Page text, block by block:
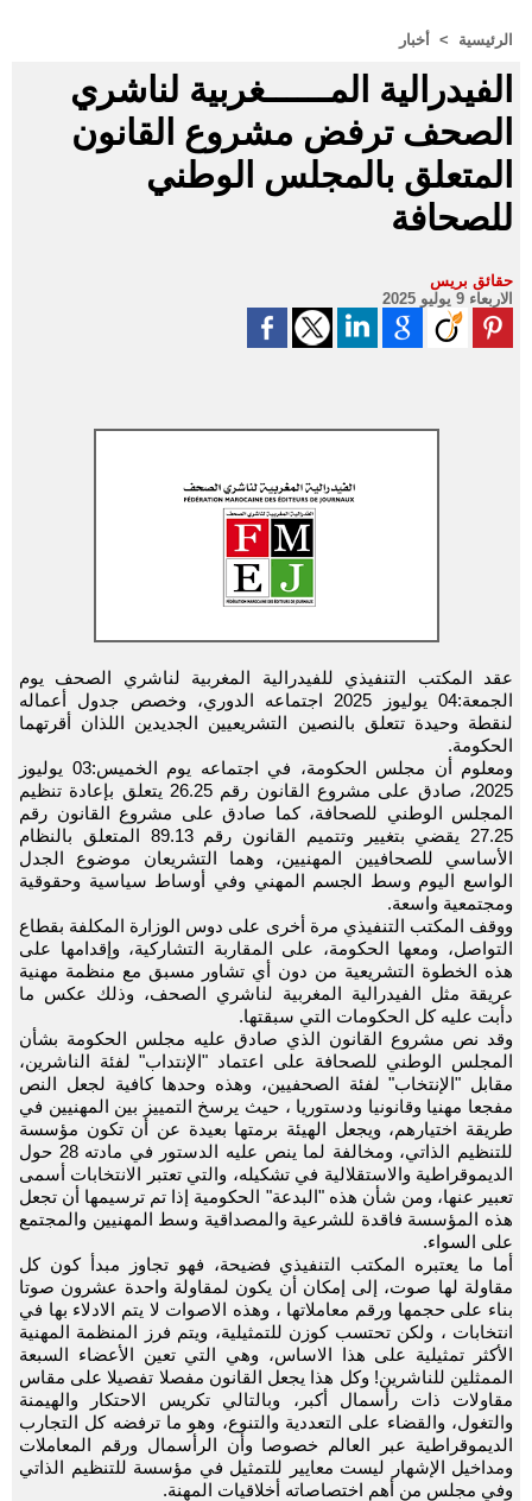
الرئيسية > أخبار
الفيدرالية المــــــغربية لناشري
الصحف ترفض مشروع القانون
المتعلق بالمجلس الوطني
للصحافة
حقائق بريس
الاربعاء 9 يوليو 2025
عقد المكتب التنفيذي للفيدرالية المغربية لناشري الصحف يوم
الجمعة:04 يوليوز 2025 اجتماعه الدوري، وخصص جدول أعماله
لنقطة وحيدة تتعلق بالنصين التشريعيين الجديدين اللذان أقرتهما
الحكومة.
ومعلوم أن مجلس الحكومة، في اجتماعه يوم الخميس:03 يوليوز
2025، صادق على مشروع القانون رقم 26.25 يتعلق بإعادة تنظيم
المجلس الوطني للصحافة، كما صادق على مشروع القانون رقم
27.25 يقضي بتغيير وتتميم القانون رقم 89.13 المتعلق بالنظام
الأساسي للصحافيين المهنيين، وهما التشريعان موضوع الجدل
الواسع اليوم وسط الجسم المهني وفي أوساط سياسية وحقوقية
ومجتمعية واسعة.
ووقف المكتب التنفيذي مرة أخرى على دوس الوزارة المكلفة بقطاع
التواصل، ومعها الحكومة، على المقاربة التشاركية، وإقدامها على
هذه الخطوة التشريعية من دون أي تشاور مسبق مع منظمة مهنية
عريقة مثل الفيدرالية المغربية لناشري الصحف، وذلك عكس ما
دأبت عليه كل الحكومات التي سبقتها.
وقد نص مشروع القانون الذي صادق عليه مجلس الحكومة بشأن
المجلس الوطني للصحافة على اعتماد "الإنتداب" لفئة الناشرين،
مقابل "الإنتخاب" لفئة الصحفيين، وهذه وحدها كافية لجعل النص
مفجعا مهنيا وقانونيا ودستوريا ، حيث يرسخ التمييز بين المهنيين في
طريقة اختيارهم، ويجعل الهيئة برمتها بعيدة عن أن تكون مؤسسة
للتنظيم الذاتي، ومخالفة لما ينص عليه الدستور في مادته 28 حول
الديموقراطية والاستقلالية في تشكيله، والتي تعتبر الانتخابات أسمى
تعبير عنها، ومن شأن هذه "البدعة" الحكومية إذا تم ترسيمها أن تجعل
هذه المؤسسة فاقدة للشرعية والمصداقية وسط المهنيين والمجتمع
على السواء.
أما ما يعتبره المكتب التنفيذي فضيحة، فهو تجاوز مبدأ كون كل
مقاولة لها صوت، إلى إمكان أن يكون لمقاولة واحدة عشرون صوتا
بناء على حجمها ورقم معاملاتها ، وهذه الاصوات لا يتم الادلاء بها في
انتخابات ، ولكن تحتسب كوزن للتمثيلية، ويتم فرز المنظمة المهنية
الأكثر تمثيلية على هذا الاساس، وهي التي تعين الأعضاء السبعة
الممثلين للناشرين! وكل هذا يجعل القانون مفصلا تفصيلا على مقاس
مقاولات ذات رأسمال أكبر، وبالتالي تكريس الاحتكار والهيمنة
والتغول، والقضاء على التعددية والتنوع، وهو ما ترفضه كل التجارب
الديموقراطية عبر العالم خصوصا وأن الرأسمال ورقم المعاملات
ومداخيل الإشهار ليست معايير للتمثيل في مؤسسة للتنظيم الذاتي
وفي مجلس من أهم اختصاصاته أخلاقيات المهنة.